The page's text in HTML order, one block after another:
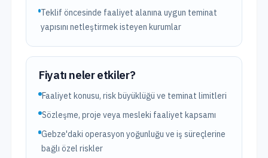
Teklif öncesinde faaliyet alanına uygun teminat
yapısını netleştirmek isteyen kurumlar
Fiyatı neler etkiler?
Faaliyet konusu, risk büyüklüğü ve teminat limitleri
Sözleşme, proje veya mesleki faaliyet kapsamı
Gebze'daki operasyon yoğunluğu ve iş süreçlerine
bağlı özel riskler